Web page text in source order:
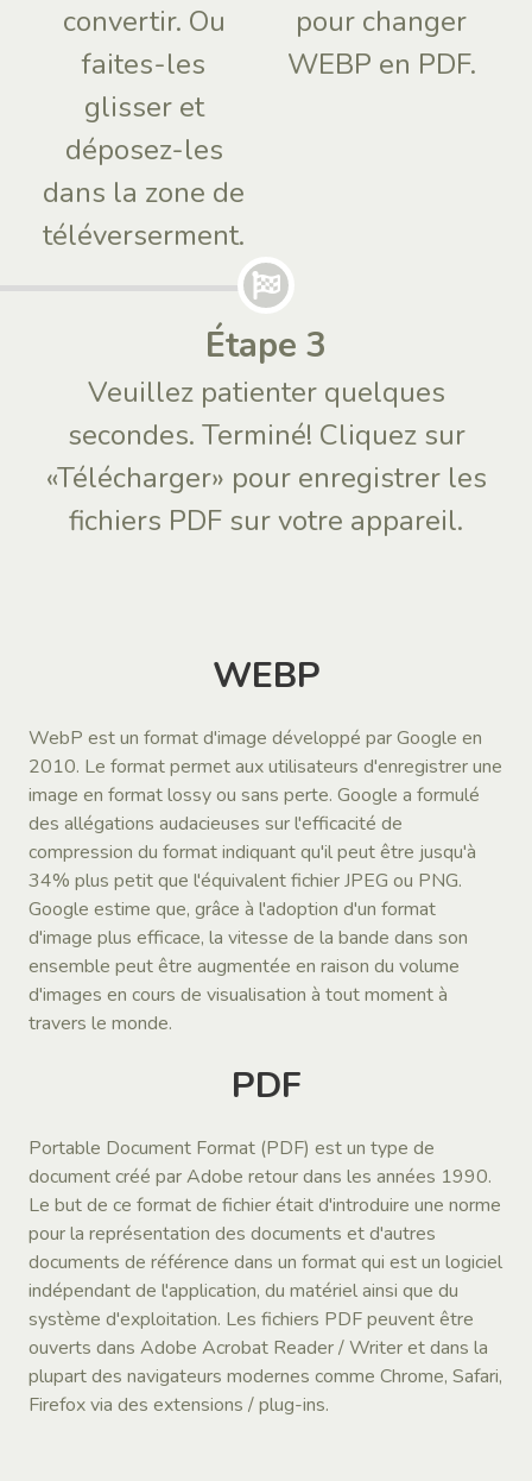
convertir. Ou
faites-les
glisser et
déposez-les
dans la zone de
téléverserment.
pour changer
WEBP en PDF.
Étape 3
Veuillez patienter quelques
secondes. Terminé! Cliquez sur
«Télécharger» pour enregistrer les
fichiers PDF sur votre appareil.
WEBP
WebP est un format d'image développé par Google en
2010. Le format permet aux utilisateurs d'enregistrer une
image en format lossy ou sans perte. Google a formulé
des allégations audacieuses sur l'efficacité de
compression du format indiquant qu'il peut être jusqu'à
34% plus petit que l'équivalent fichier JPEG ou PNG.
Google estime que, grâce à l'adoption d'un format
d'image plus efficace, la vitesse de la bande dans son
ensemble peut être augmentée en raison du volume
d'images en cours de visualisation à tout moment à
travers le monde.
PDF
Portable Document Format (PDF) est un type de
document créé par Adobe retour dans les années 1990.
Le but de ce format de fichier était d'introduire une norme
pour la représentation des documents et d'autres
documents de référence dans un format qui est un logiciel
indépendant de l'application, du matériel ainsi que du
système d'exploitation. Les fichiers PDF peuvent être
ouverts dans Adobe Acrobat Reader / Writer et dans la
plupart des navigateurs modernes comme Chrome, Safari,
Firefox via des extensions / plug-ins.